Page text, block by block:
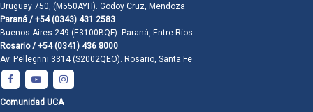
Uruguay 750, (M550AYH). Godoy Cruz, Mendoza
Paraná / +54 (0343) 431 2583
Buenos Aires 249 (E3100BQF). Paraná, Entre Ríos
Rosario / +54 (0341) 436 8000
Av. Pellegrini 3314 (S2002QEO). Rosario, Santa Fe
Comunidad UCA